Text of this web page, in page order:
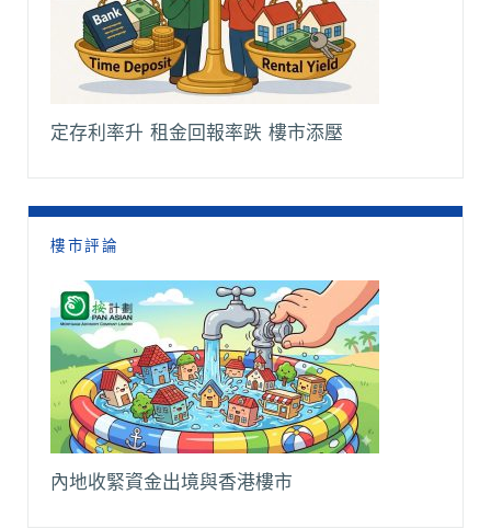
定存利率升 租金回報率跌 樓市添壓
樓市評論
內地收緊資金出境與香港樓市